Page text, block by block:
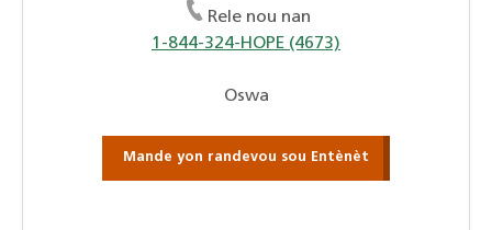
Rele nou nan
1-844-324-HOPE (4673)
Oswa
Mande yon randevou sou Entènèt